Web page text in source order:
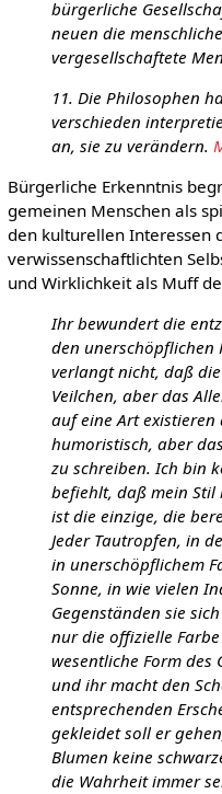
bürgerliche
neuen die
vergesellschaftete
11. Die Philosophen
verschieden
an, sie zu verändern.
Bürgerliche Erkenntnis
gemeinen Menschen als
den kulturellen Interessen
verwissenschaftlichten
und Wirklichkeit als Muff
Ihr bewundert die
den unerschöpflichen
verlangt nicht, daß
Veilchen, aber das
auf eine Art existieren
humoristisch, aber
zu schreiben. Ich bin
befiehlt, daß mein Stil
ist die einzige, die
Jeder Tautropfen, in
in unerschöpflichem
Sonne, in wie vielen
Gegenständen sie
nur die offizielle
wesentliche Form des
und ihr macht den
entsprechenden
gekleidet soll er
Blumen keine
die Wahrheit immer